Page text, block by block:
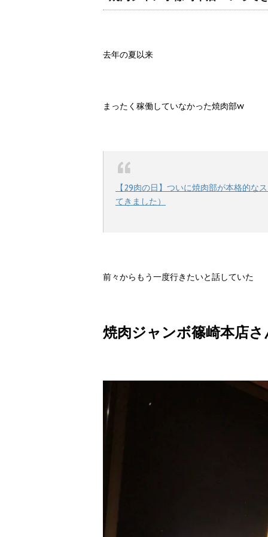
去年の夏以来
まったく稼働していなかった焼肉部w
【29肉の日】ついに焼肉部が本格的な
てきました）
前々からもう一度行きたいと話していた
焼肉ジャンボ篠崎本店